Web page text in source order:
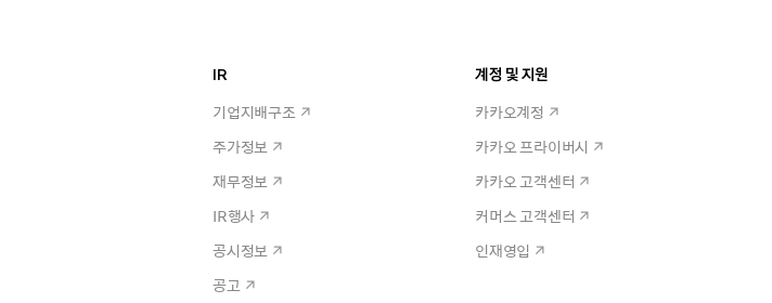
IR
기업지배구조
주가정보
재무정보
IR행사
공시정보
공고
계정 및 지원
카카오계정
카카오 프라이버시
카카오 고객센터
커머스 고객센터
인재영입